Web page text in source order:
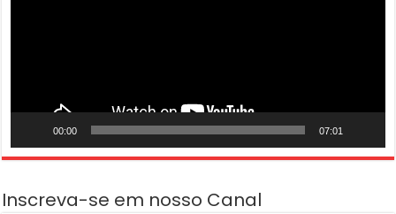
00:00 07:01
Inscreva-se em nosso Canal